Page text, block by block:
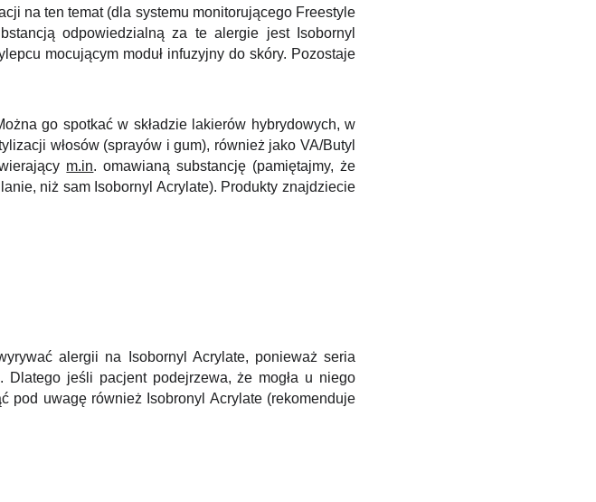
na ten temat (dla systemu monitorującego Freestyle
odpowiedzialną za te alergie jest Isobornyl
mocującym moduł infuzyjny do skóry. Pozostaje
go spotkać w składzie lakierów hybrydowych, w
włosów (sprayów i gum), również jako VA/​Butyl
m.in. omawianą substancję (pamiętajmy, że
niż sam Isobornyl Acrylate). Produkty znajdziecie
alergii na Isobornyl Acrylate, ponieważ seria
jeśli pacjent podejrzewa, że mogła u niego
pod uwagę również Isobronyl Acrylate (rekomenduje